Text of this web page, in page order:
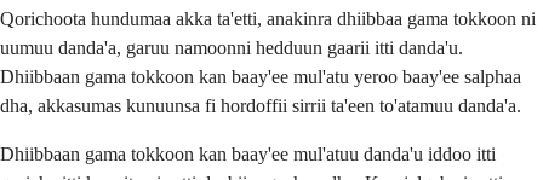
Qorichoota hundumaa akka ta'etti, anakinra dhiibbaa gama tokkoon ni
uumuu danda'a, garuu namoonni hedduun gaarii itti danda'u.
Dhiibbaan gama tokkoon kan baay'ee mul'atu yeroo baay'ee salphaa
dha, akkasumas kunuunsa fi hordoffii sirrii ta'een to'atamuu danda'a.
Dhiibbaan gama tokkoon kan baay'ee mul'atuu danda'u iddoo itti